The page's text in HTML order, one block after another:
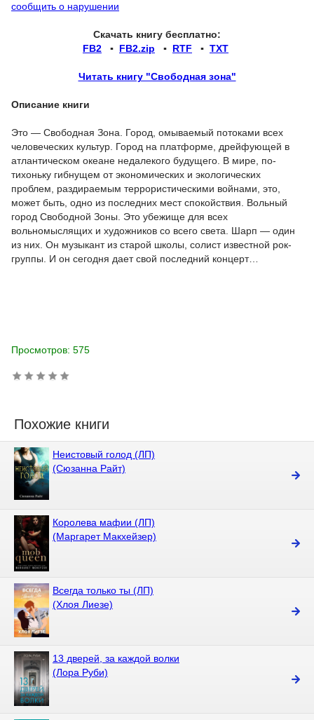
сообщить о нарушении
Скачать книгу бесплатно:
FB2 ▪ FB2.zip ▪ RTF ▪ TXT
Читать книгу "Свободная зона"
Описание книги
Это — Свободная Зона. Город, омываемый потоками всех
человеческих культур. Город на платформе, дрейфующей в
атлантическом океане недалекого будущего. В мире, по-
тихоньку гибнущем от экономических и экологических
проблем, раздираемым террористическими войнами, это,
может быть, одно из последних мест спокойствия. Вольный
город Свободной Зоны. Это убежище для всех
вольномыслящих и художников со всего света. Шарп — один
из них. Он музыкант из старой школы, солист известной рок-
группы. И он сегодня дает свой последний концерт…
Просмотров: 575
Похожие книги
Неистовый голод (ЛП)
(Сюзанна Райт)
Королева мафии (ЛП)
(Маргарет Макхейзер)
Всегда только ты (ЛП)
(Хлоя Лиезе)
13 дверей, за каждой волки
(Лора Руби)